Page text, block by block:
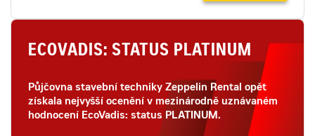
ECOVADIS: STATUS PLATINUM
Půjčovna stavební techniky Zeppelin Rental opět
získala nejvyšší ocenění v mezinárodně uznávaném
hodnocení EcoVadis: status PLATINUM.